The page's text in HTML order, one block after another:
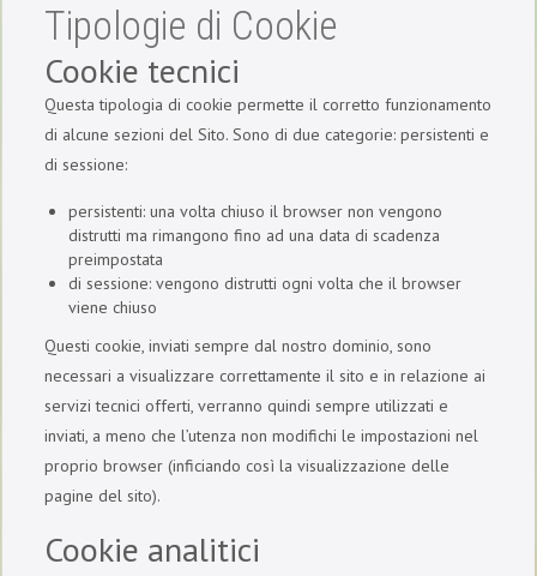
Tipologie di Cookie
Cookie tecnici
Questa tipologia di cookie permette il corretto funzionamento
di alcune sezioni del Sito. Sono di due categorie: persistenti e
di sessione:
persistenti: una volta chiuso il browser non vengono
distrutti ma rimangono fino ad una data di scadenza
preimpostata
di sessione: vengono distrutti ogni volta che il browser
viene chiuso
Questi cookie, inviati sempre dal nostro dominio, sono
necessari a visualizzare correttamente il sito e in relazione ai
servizi tecnici offerti, verranno quindi sempre utilizzati e
inviati, a meno che l’utenza non modifichi le impostazioni nel
proprio browser (inficiando così la visualizzazione delle
pagine del sito).
Cookie analitici